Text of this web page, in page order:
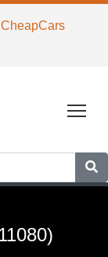
CheapCars